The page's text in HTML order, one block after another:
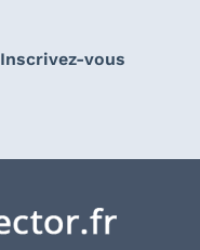
Inscrivez-vous